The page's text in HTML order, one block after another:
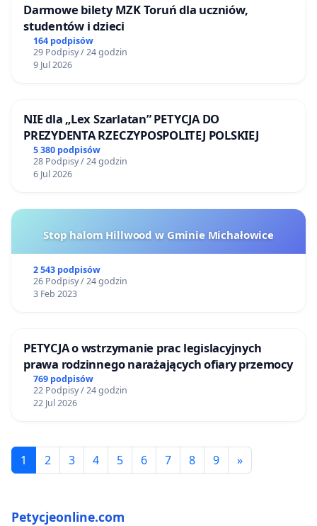
Darmowe bilety MZK Toruń dla uczniów,
studentów i dzieci
164 podpisów
29 Podpisy / 24 godzin
9 Jul 2026
NIE dla „Lex Szarlatan” PETYCJA DO
PREZYDENTA RZECZYPOSPOLITEJ POLSKIEJ
5 380 podpisów
28 Podpisy / 24 godzin
6 Jul 2026
Stop halom Hillwood w Gminie Michałowice
2 543 podpisów
26 Podpisy / 24 godzin
3 Feb 2023
PETYCJA o wstrzymanie prac legislacyjnych
prawa rodzinnego narażających ofiary przemocy
769 podpisów
22 Podpisy / 24 godzin
22 Jul 2026
1 2 3 4 5 6 7 8 9 »
Petycjeonline.com